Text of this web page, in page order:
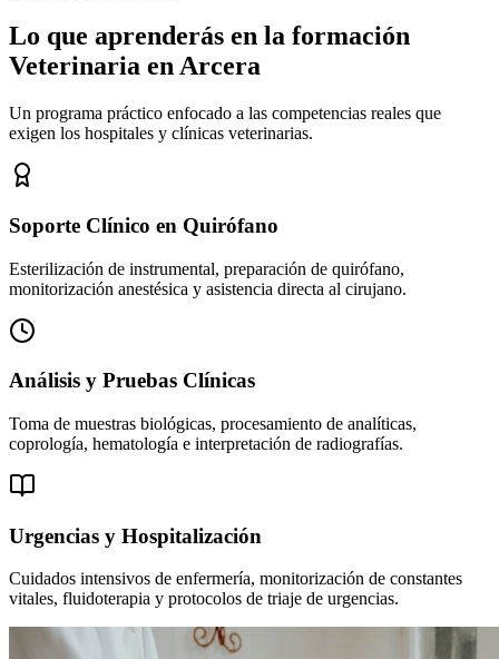
Lo que aprenderás en la formación
Veterinaria en Arcera
Un programa práctico enfocado a las competencias reales que
exigen los hospitales y clínicas veterinarias.
Soporte Clínico en Quirófano
Esterilización de instrumental, preparación de quirófano,
monitorización anestésica y asistencia directa al cirujano.
Análisis y Pruebas Clínicas
Toma de muestras biológicas, procesamiento de analíticas,
coprología, hematología e interpretación de radiografías.
Urgencias y Hospitalización
Cuidados intensivos de enfermería, monitorización de constantes
vitales, fluidoterapia y protocolos de triaje de urgencias.